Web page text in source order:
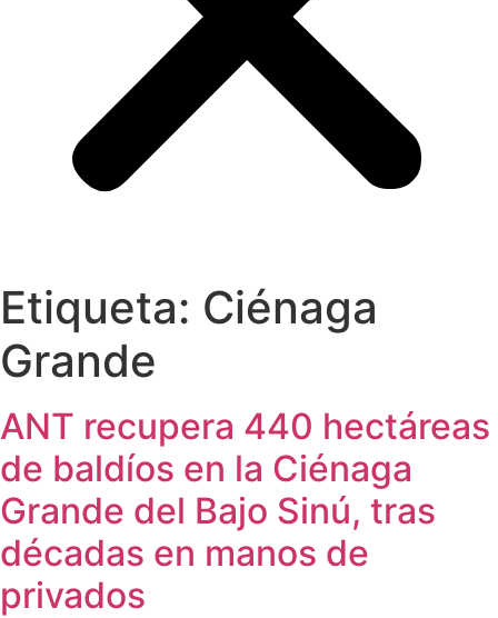
Etiqueta: Ciénaga
Grande
ANT recupera 440 hectáreas
de baldíos en la Ciénaga
Grande del Bajo Sinú, tras
décadas en manos de
privados